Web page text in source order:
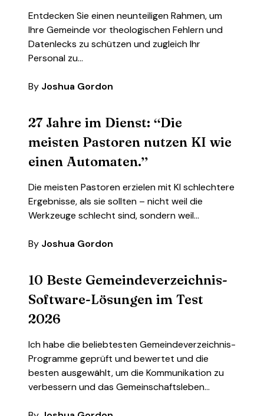
Entdecken Sie einen neunteiligen Rahmen, um
Ihre Gemeinde vor theologischen Fehlern und
Datenlecks zu schützen und zugleich Ihr
Personal zu…
By Joshua Gordon
27 Jahre im Dienst: “Die
meisten Pastoren nutzen KI wie
einen Automaten.”
Die meisten Pastoren erzielen mit KI schlechtere
Ergebnisse, als sie sollten – nicht weil die
Werkzeuge schlecht sind, sondern weil…
By Joshua Gordon
10 Beste Gemeindeverzeichnis-
Software-Lösungen im Test
2026
Ich habe die beliebtesten Gemeindeverzeichnis-
Programme geprüft und bewertet und die
besten ausgewählt, um die Kommunikation zu
verbessern und das Gemeinschaftsleben…